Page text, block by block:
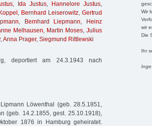
Wir
wir
Die
Ihr
Inge
, Ida Justus, Hannelore Justus,
, Bernhard Leiserowitz,Gertrud
, Bernhard Liepmann,
Heinz
Melhausen, Martin Moses, Julius
,Anna Prager, Siegmund Rittlewski
deportiert am 24.3.1943 nach
Löwenthal (geb. 28.5.1851,
(geb. 14.2.1855, gest. 25.10.1918),
1876 in Hamburg geheiratet.